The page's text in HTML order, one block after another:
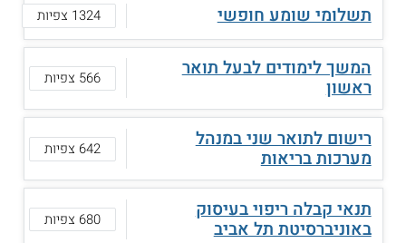
תשלומי שומע חופשי 1324 צפיות
המשך לימודים לבעל תואר
ראשון 566 צפיות
רישום לתואר שני במנהל
מערכות בריאות 642 צפיות
תנאי קבלה ריפוי בעיסוק
באוניברסיטת תל אביב 680 צפיות